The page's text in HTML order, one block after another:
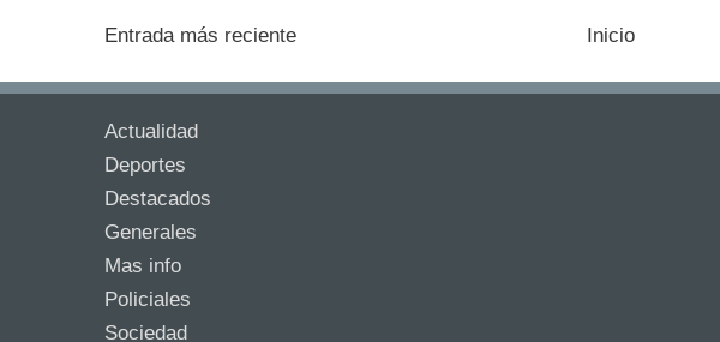
Entrada más reciente Inicio
Actualidad
Deportes
Destacados
Generales
Mas info
Policiales
Sociedad